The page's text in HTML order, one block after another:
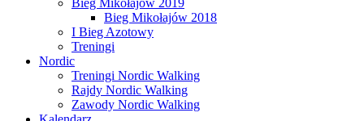
Bieg Mikołajów 2019
Bieg Mikołajów 2018
I Bieg Azotowy
Treningi
Nordic
Treningi Nordic Walking
Rajdy Nordic Walking
Zawody Nordic Walking